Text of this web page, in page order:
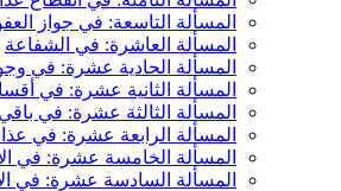
المسألة التاسعة: في جواز
المسألة العاشرة: في الشفاعة
المسألة الحادية عشرة: في
المسألة الثانية عشرة: في
المسألة الثالثة عشرة: في
المسألة الرابعة عشرة: في
المسألة الخامسة عشرة: في
المسألة السادسة عشرة: في